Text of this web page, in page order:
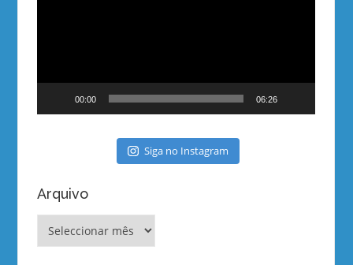
00:00 06:26
Siga no Instagram
Arquivo